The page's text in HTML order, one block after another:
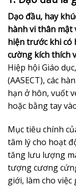
Dạo đầu, hay
hành vi thân mật
hiện trước khi có
cường kích thích
Hiệp hội Giáo
(AASECT), các
hạn ở hôn, vuốt
hoặc bằng tay
Mục tiêu chính
tâm lý cho hoạt
tăng lưu lượng
tượng cương
giới, làm cho